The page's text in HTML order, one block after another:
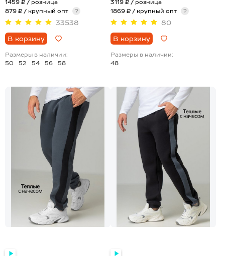
1459 ₽ / розница
879 ₽ / крупный опт
?
33538
В корзину
Размеры в наличии:
50
52 54 56 58
3119 ₽ / розница
1869 ₽ / крупный опт
?
80
В корзину
Размеры в наличии:
48